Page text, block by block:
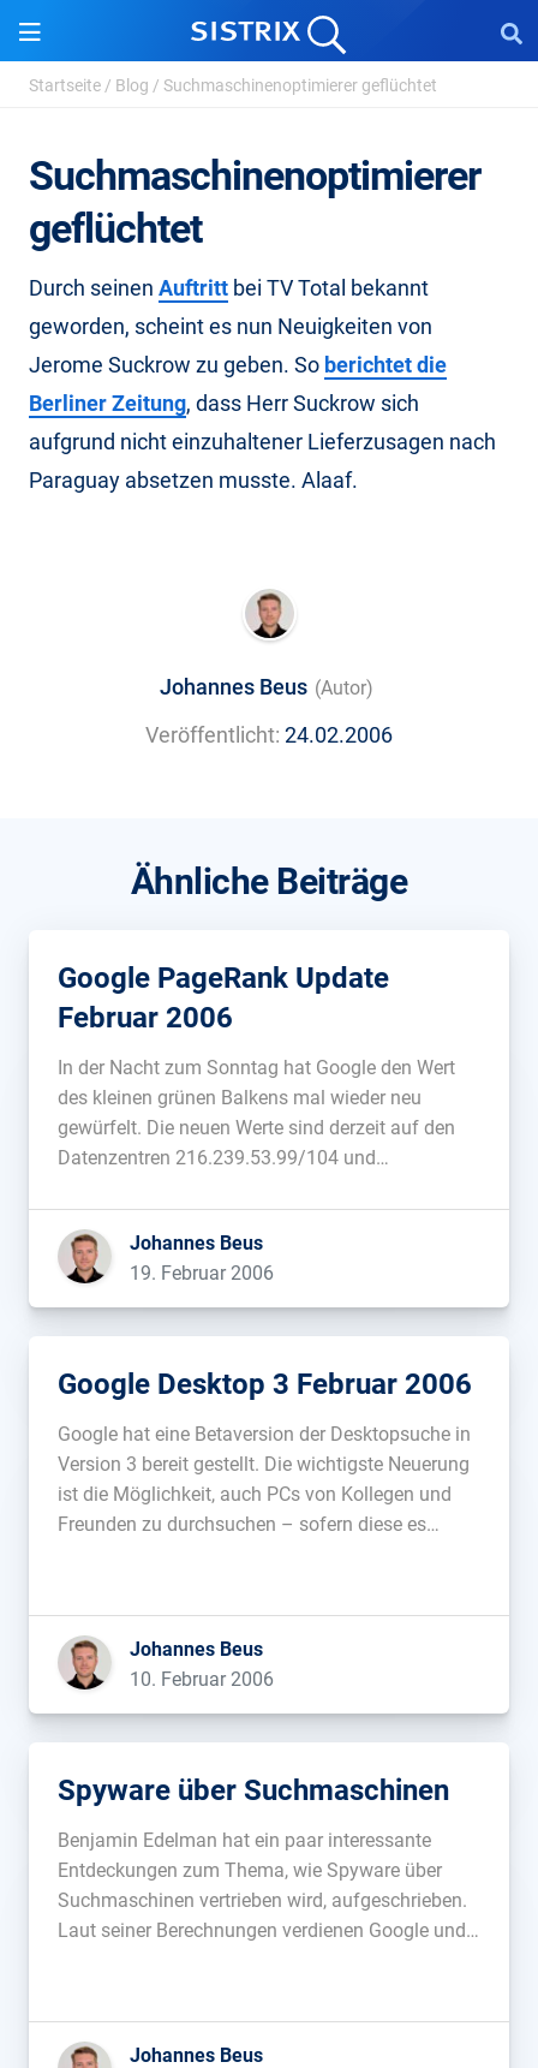
Startseite / Blog / Suchmaschinenoptimierer geflüchtet
Suchmaschinenoptimierer
geflüchtet
Durch seinen Auftritt bei TV Total bekannt
geworden, scheint es nun Neuigkeiten von
Jerome Suckrow zu geben. So berichtet die
Berliner Zeitung, dass Herr Suckrow sich
aufgrund nicht einzuhaltener Lieferzusagen nach
Paraguay absetzen musste. Alaaf.
Johannes Beus (Autor)
Veröffentlicht: 24.02.2006
Ähnliche Beiträge
Google PageRank Update
Februar 2006
In der Nacht zum Sonntag hat Google den Wert
des kleinen grünen Balkens mal wieder neu
gewürfelt. Die neuen Werte sind derzeit auf den
Datenzentren 216.239.53.99/104 und
Google bei der Vererbung von PageRank einige
grundlegenden Parameter verändert hat –
vielleicht auch eine Erklärung […]...
Johannes Beus
19. Februar 2006
Google Desktop 3 Februar 2006
Google hat eine Betaversion der Desktopsuche in
Version 3 bereit gestellt. Die wichtigste Neuerung
ist die Möglichkeit, auch PCs von Kollegen und
Freunden zu durchsuchen – sofern diese es
gemeinsam zu nutzenden Suchindices werden
auf Googleserver gespeichert. Dies […]...
Johannes Beus
10. Februar 2006
Spyware über Suchmaschinen
Benjamin Edelman hat ein paar interessante
Entdeckungen zum Thema, wie Spyware über
Suchmaschinen vertrieben wird, aufgeschrieben.
Laut seiner Berechnungen verdienen Google und
Spyware enthält....
Johannes Beus